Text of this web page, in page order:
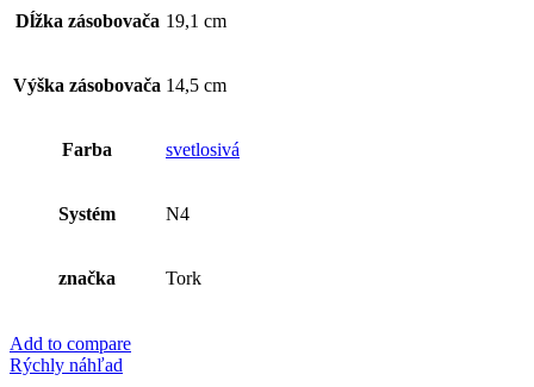
Dĺžka zásobovača 19,1 cm
Výška zásobovača 14,5 cm
Farba svetlosivá
Systém N4
značka Tork
Add to compare
Rýchly náhľad